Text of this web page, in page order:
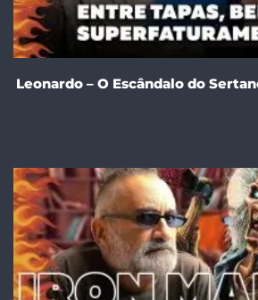
Leonardo – O Escândalo do